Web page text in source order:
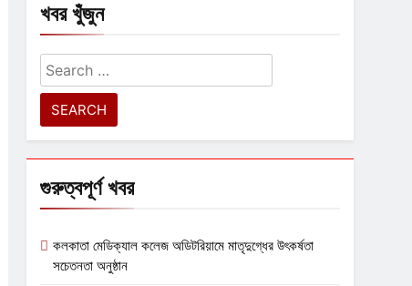
খবর খুঁজুন
Search
for:
গুরুত্বপূর্ণ খবর
কলকাতা মেডিক্যাল কলেজ অডিটরিয়ামে মাতৃদুগ্ধের উৎকর্ষতা
সচেতনতা অনুষ্ঠান